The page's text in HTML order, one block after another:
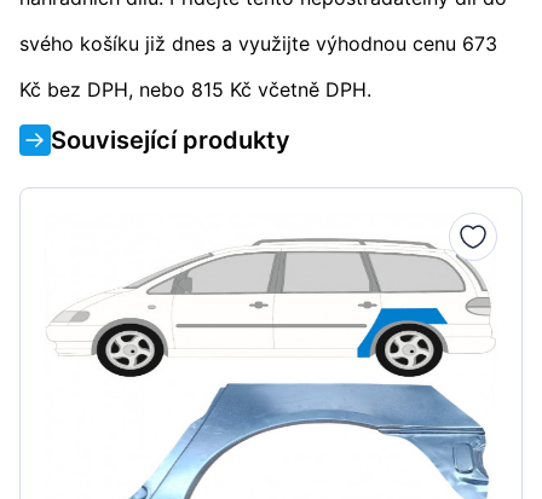
svého košíku již dnes a využijte výhodnou cenu 673
Kč bez DPH, nebo 815 Kč včetně DPH.
Související produkty